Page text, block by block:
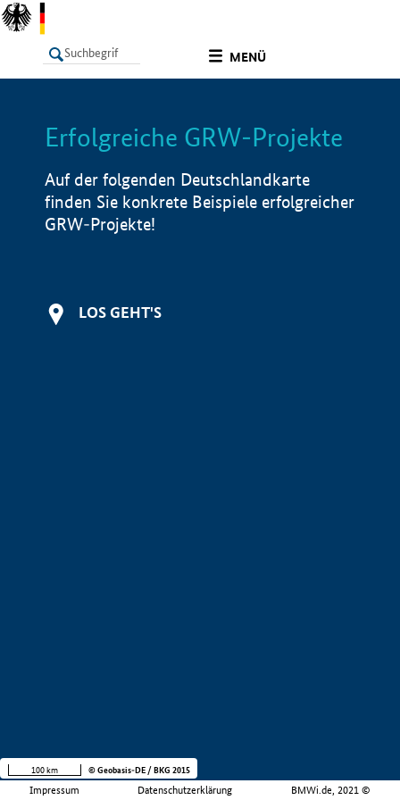
MENÜ
LISTE Info
Erfolgreiche GRW-Projekte
Auf der folgenden Deutschlandkarte
finden Sie konkrete Beispiele erfolgreicher
GRW-Projekte!
LOS GEHT'S
Impressum Datenschutzerklärung BMWi.de, 2021 ©
100 km © Geobasis-DE / BKG 2015